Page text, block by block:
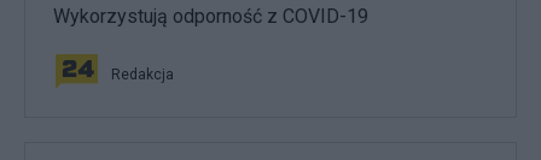
Wykorzystują odporność z COVID-19
Redakcja